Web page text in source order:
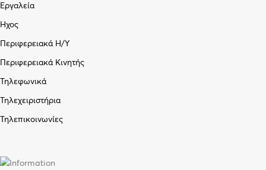
Εργαλεία
Ήχος
Περιφερειακά Η/Υ
Περιφερειακά Κινητής
Τηλεφωνικά
Τηλεχειριστήρια
Τηλεπικοινωνίες